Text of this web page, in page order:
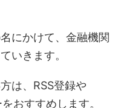
にかけて、金融機関
いきます。
は、RSS登録や
おすすめします。